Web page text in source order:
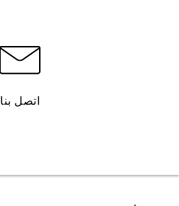
اتصل بنا